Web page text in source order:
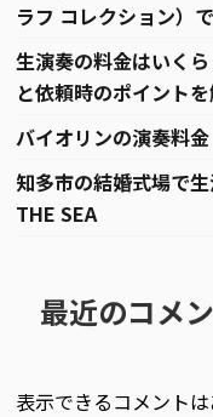
ラフ コレクション）
生演奏の料金はいく
と依頼時のポイント
バイオリンの演奏料金
知多市の結婚式場で
THE SEA
最近のコメ
表示できるコメントは